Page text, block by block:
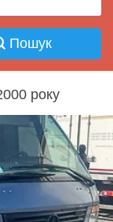
Пошук
року